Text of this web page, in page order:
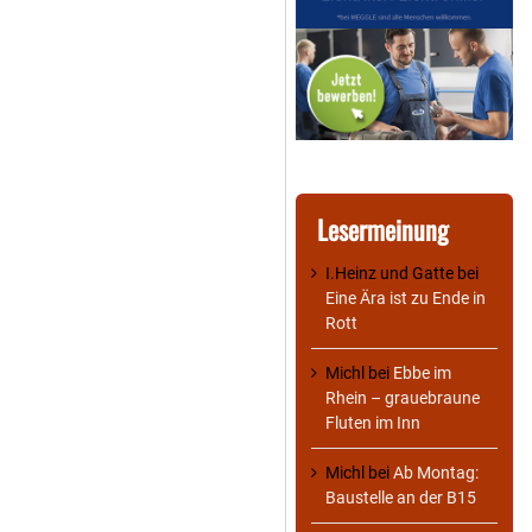
Lesermeinung
I.Heinz und Gatte bei
Eine Ära ist zu Ende in
Rott
Michl bei Ebbe im
Rhein – grauebraune
Fluten im Inn
Michl beiAb Montag:
Baustelle an der B15